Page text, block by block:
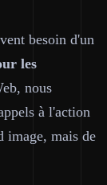
besoin d'un
les
nous
à l'action
image, mais de